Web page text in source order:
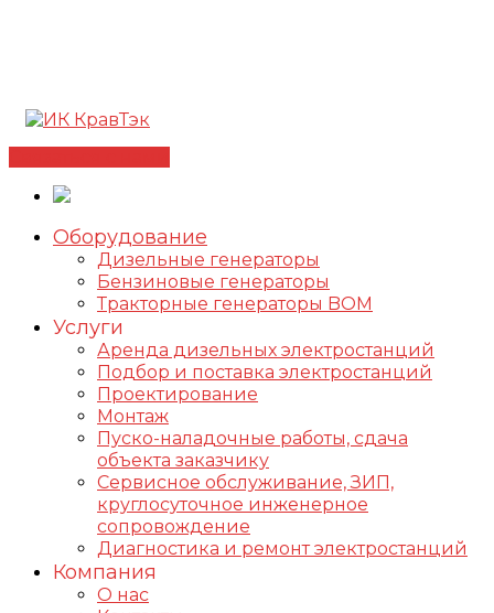
Оборудование
Дизельные генераторы
Бензиновые генераторы
Тракторные генераторы BOM
Услуги
Аренда дизельных электростанций
Подбор и поставка электростанций
Проектирование
Монтаж
Пуско-наладочные работы, сдача
объекта заказчику
Сервисное обслуживание, ЗИП,
круглосуточное инженерное
сопровождение
Диагностика и ремонт электростанций
Компания
О нас